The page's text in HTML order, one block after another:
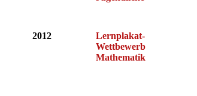
2012
Lernplakat-
Wettbewerb
Mathematik